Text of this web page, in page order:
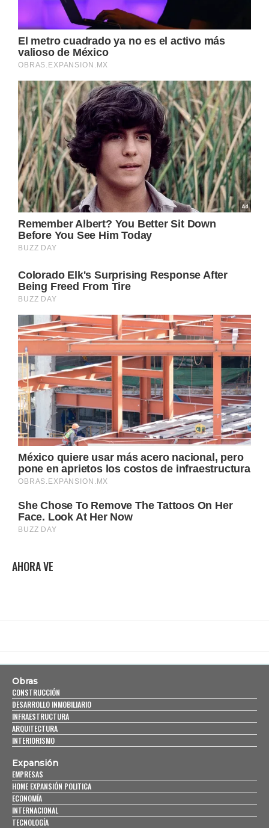
AHORA VE
Obras
CONSTRUCCIÓN
DESARROLLO INMOBILIARIO
INFRAESTRUCTURA
ARQUITECTURA
INTERIORISMO
Expansión
EMPRESAS
HOME EXPANSIÓN POLITICA
ECONOMÍA
INTERNACIONAL
TECNOLOGÍA